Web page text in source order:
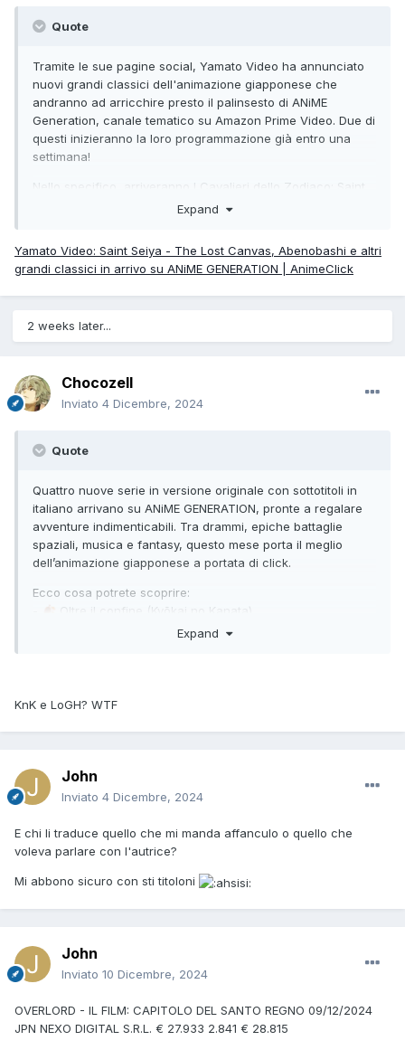
Quote
Tramite le sue pagine social, Yamato Video ha annunciato
nuovi grandi classici dell'animazione giapponese che
andranno ad arricchire presto il palinsesto di ANiME
Generation, canale tematico su Amazon Prime Video. Due di
questi inizieranno la loro programmazione già entro una
settimana!
Nello specifico, arriveranno I Cavalieri dello Zodiaco: Saint
Seiya - The Lost Canvas, One Piece Stagione 6 - La saga di
Expand
Yamato Video: Saint Seiya - The Lost Canvas, Abenobashi e altri
grandi classici in arrivo su ANiME GENERATION | AnimeClick
2 weeks later...
Chocozell
Inviato 4 Dicembre, 2024
Quote
Quattro nuove serie in versione originale con sottotitoli in
italiano arrivano su ANiME GENERATION, pronte a regalare
avventure indimenticabili. Tra drammi, epiche battaglie
spaziali, musica e fantasy, questo mese porta il meglio
dell’animazione giapponese a portata di click.
Ecco cosa potrete scoprire:
🍂
Oltre il confine (Kyōkai no Kanata)
Legend of the Galactic Heroes: Die Neue These (銀河英
-🎻 Blue Orchestra (Ao no Orchestra)"
Expand
KnK e LoGH? WTF
John
Inviato 4 Dicembre, 2024
E chi li traduce quello che mi manda affanculo o quello che
voleva parlare con l'autrice?
Mi abbono sicuro con sti titoloni
John
Inviato 10 Dicembre, 2024
OVERLORD - IL FILM: CAPITOLO DEL SANTO REGNO 09/12/2024
JPN NEXO DIGITAL S.R.L. € 27.933 2.841 € 28.815